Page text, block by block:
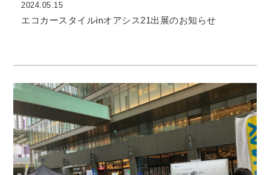
2024.05.15
エコカースタイルinオアシス21出展のお知らせ